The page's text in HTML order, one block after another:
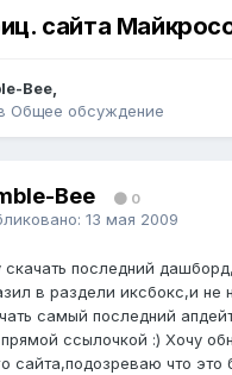
сайта
Bee,
Общее обсуждение
Bee 0
13 мая 2009
скачать последний
в раздели иксбокс,и не
самый последний
ссылочкой :) Хочу
сайта,подозреваю что это